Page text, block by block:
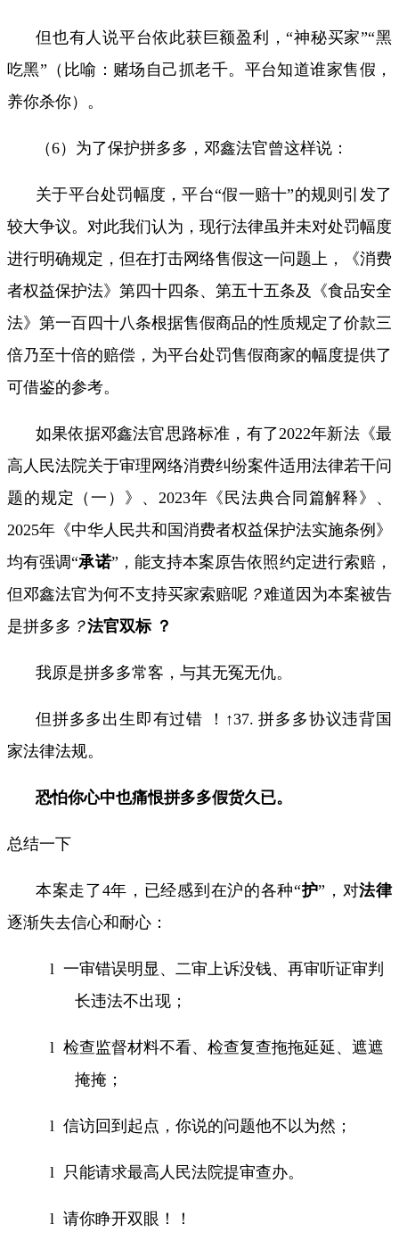
但也有人说平台依此获巨额盈利，“神秘买家”“黑
吃黑”（比喻：赌场自己抓老千。平台知道谁家售假，
养你杀你）。
（6）为了保护拼多多，邓鑫法官曾这样说：
关于平台处罚幅度，平台“假一赔十”的规则引发了
较大争议。对此我们认为，现行法律虽并未对处罚幅度
进行明确规定，但在打击网络售假这一问题上，《消费
者权益保护法》第四十四条、第五十五条及《食品安全
法》第一百四十八条根据售假商品的性质规定了价款三
倍乃至十倍的赔偿，为平台处罚售假商家的幅度提供了
可借鉴的参考。
如果依据邓鑫法官思路标准，有了2022年新法《最
高人民法院关于审理网络消费纠纷案件适用法律若干问
题的规定（一）》、 2023年《民法典合同篇解释》、
2025年《中华人民共和国消费者权益保护法实施条例》
均有强调“承诺”，能支持本案原告依照约定进行索赔，
但邓鑫法官为何不支持买家索赔呢 ？难道因为本案被告
是拼多多 ？法官双标 ？
我原是拼多多常客，与其无冤无仇。
但拼多多出生即有过错 ！↑37.拼多多协议违背国
家法律法规。
恐怕你心中也痛恨拼多多假货久已。
总结一下
本案走了4年，已经感到在沪的各种“护” ，对法律
逐渐失去信心和耐心：
l 一审错误明显、二审上诉没钱、再审听证审判
长违法不出现；
l 检查监督材料不看、检查复查拖拖延延、遮遮
掩掩；
l 信访回到起点，你说的问题他不以为然；
l 只能请求最高人民法院提审查办。
l 请你睁开双眼！！